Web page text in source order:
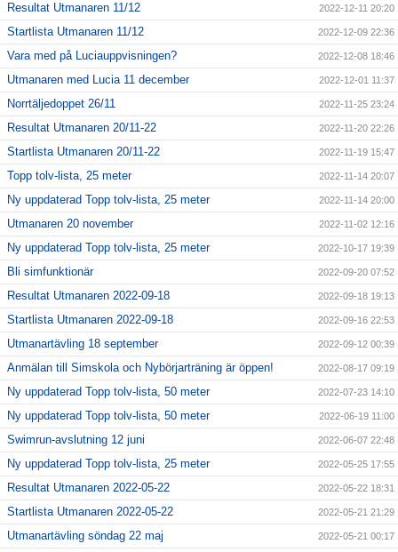
Resultat Utmanaren 11/12 2022-12-11 20:20
Startlista Utmanaren 11/12 2022-12-09 22:36
Vara med på Luciauppvisningen? 2022-12-08 18:46
Utmanaren med Lucia 11 december 2022-12-01 11:37
Norrtäljedoppet 26/11 2022-11-25 23:24
Resultat Utmanaren 20/11-22 2022-11-20 22:26
Startlista Utmanaren 20/11-22 2022-11-19 15:47
Topp tolv-lista, 25 meter 2022-11-14 20:07
Ny uppdaterad Topp tolv-lista, 25 meter 2022-11-14 20:00
Utmanaren 20 november 2022-11-02 12:16
Ny uppdaterad Topp tolv-lista, 25 meter 2022-10-17 19:39
Bli simfunktionär 2022-09-20 07:52
Resultat Utmanaren 2022-09-18 2022-09-18 19:13
Startlista Utmanaren 2022-09-18 2022-09-16 22:53
Utmanartävling 18 september 2022-09-12 00:39
Anmälan till Simskola och Nybörjarträning är öppen! 2022-08-17 09:19
Ny uppdaterad Topp tolv-lista, 50 meter 2022-07-23 14:10
Ny uppdaterad Topp tolv-lista, 50 meter 2022-06-19 11:00
Swimrun-avslutning 12 juni 2022-06-07 22:48
Ny uppdaterad Topp tolv-lista, 25 meter 2022-05-25 17:55
Resultat Utmanaren 2022-05-22 2022-05-22 18:31
Startlista Utmanaren 2022-05-22 2022-05-21 21:29
Utmanartävling söndag 22 maj 2022-05-21 00:17